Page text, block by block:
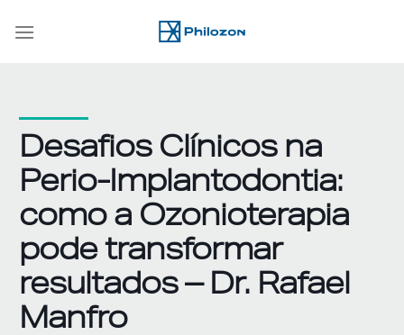
Desafios Clínicos na
Perio-Implantodontia:
como a Ozonioterapia
pode transformar
resultados – Dr. Rafael
Manfro